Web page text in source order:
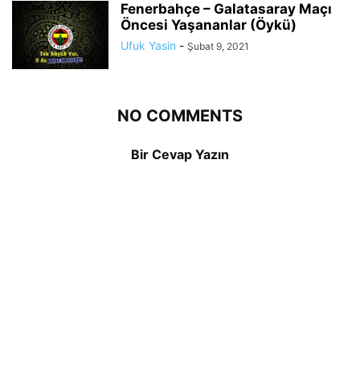
Fenerbahçe – Galatasaray Maçı
Öncesi Yaşananlar (Öykü)
Ufuk Yasin - Şubat 9, 2021
NO COMMENTS
Bir Cevap Yazın